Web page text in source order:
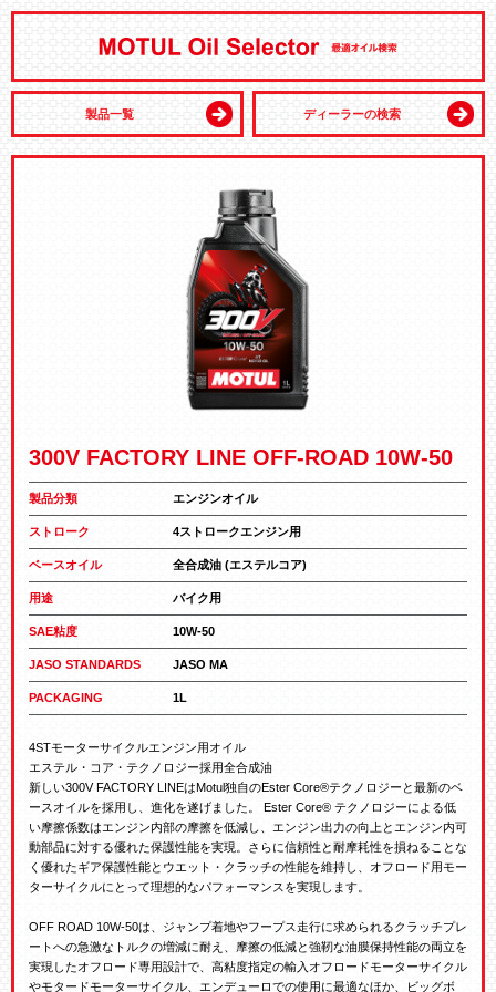
製品一覧 ディーラーの検索
300V FACTORY LINE OFF-ROAD 10W-50
製品分類 エンジンオイル
ストローク 4ストロークエンジン用
ベースオイル 全合成油 (エステルコア)
用途 バイク用
SAE粘度 10W-50
JASO STANDARDS JASO MA
PACKAGING 1L
4STモーターサイクルエンジン用オイル
エステル・コア・テクノロジー採用全合成油
新しい300V FACTORY LINEはMotul独自のEster Core®テクノロジーと最新のベ
ースオイルを採用し、進化を遂げました。 Ester Core® テクノロジーによる低
い摩擦係数はエンジン内部の摩擦を低減し、エンジン出力の向上とエンジン内可
動部品に対する優れた保護性能を実現。さらに信頼性と耐摩耗性を損ねることな
く優れたギア保護性能とウエット・クラッチの性能を維持し、オフロード用モー
ターサイクルにとって理想的なパフォーマンスを実現します。
OFF ROAD 10W-50は、ジャンプ着地やフープス走行に求められるクラッチプレ
ートへの急激なトルクの増減に耐え、摩擦の低減と強靭な油膜保持性能の両立を
実現したオフロード専用設計で、高粘度指定の輸入オフロードモーターサイクル
やモタードモーターサイクル、エンデューロでの使用に最適なほか、ビッグボ